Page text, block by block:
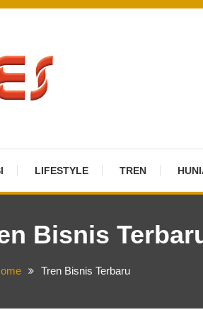
LIFESTYLE TREN
Bisnis
Tren Bisnis Terbaru